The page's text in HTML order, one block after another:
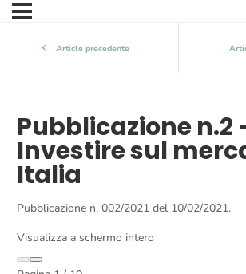
Article precedente
Pubblicazione n.2
Investire sul
Italia
Pubblicazione n. 002/2021 del 10/02/2021.
Visualizza a schermo intero